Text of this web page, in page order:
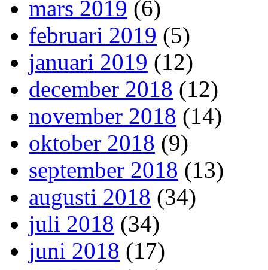
mars 2019 (6)
februari 2019 (5)
januari 2019 (12)
december 2018 (12)
november 2018 (14)
oktober 2018 (9)
september 2018 (13)
augusti 2018 (34)
juli 2018 (34)
juni 2018 (17)